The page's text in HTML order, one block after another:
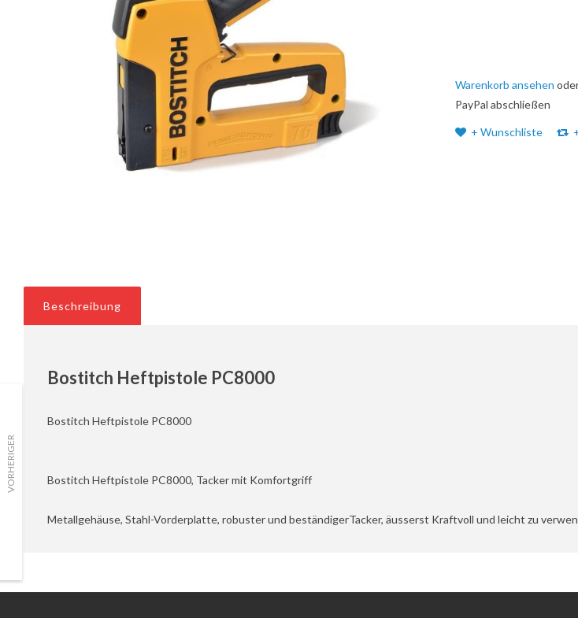
VORHERIGER
Warenkorb ansehen
PayPal abschließen
+ Wunschliste
Beschreibung
Bostitch Heftpistole PC8000
Bostitch Heftpistole PC8000
Bostitch Heftpistole PC8000, Tacker mit Komfortgriff
Metallgehäuse, Stahl-Vorderplatte, robuster und beständigerTacker, äusserst Kraftvoll und leicht zu